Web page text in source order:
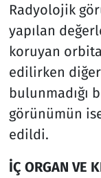
Radyolojik
yapılan
koruyan
edilirken
bulunmadığı
görünümün
edildi.
İÇ ORGAN VE